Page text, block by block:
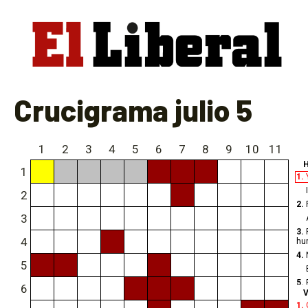
Crucigrama julio 5
1.
2.
3.
4.
5.
1.
1 2 3 4 5 6 7 8 9 10
11
1
2
3
4
5
6